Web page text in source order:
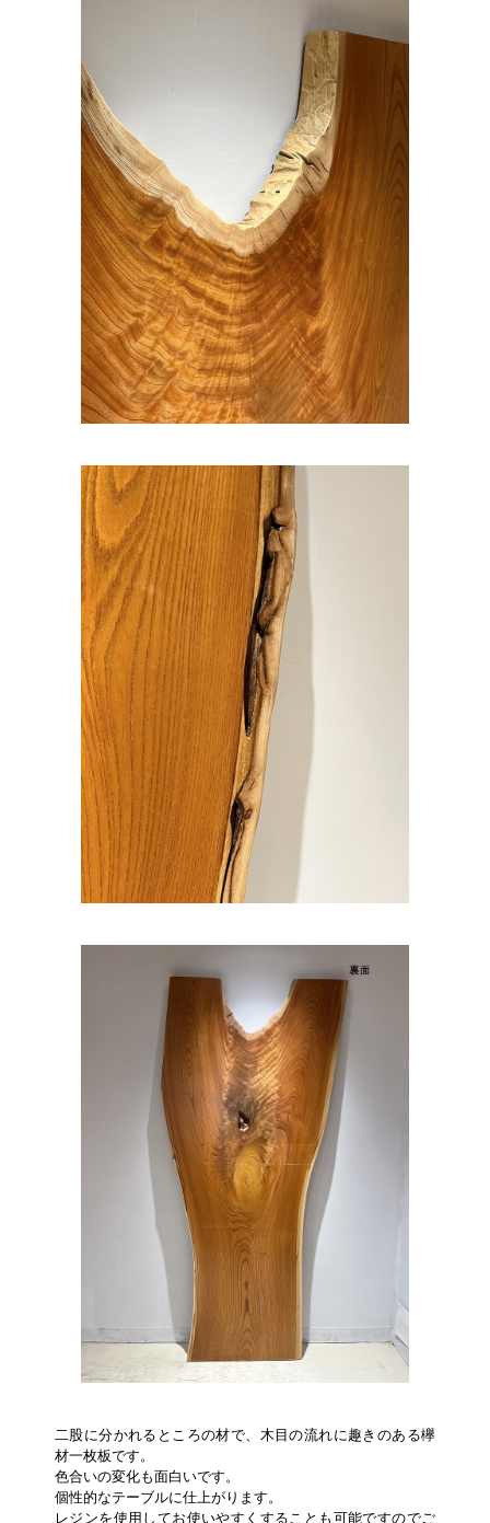
二股に分かれるところの材で、木目の流れに趣きのある欅
材一枚板です。
色合いの変化も面白いです。
個性的なテーブルに仕上がります。
レジンを使用してお使いやすくすることも可能ですのでご